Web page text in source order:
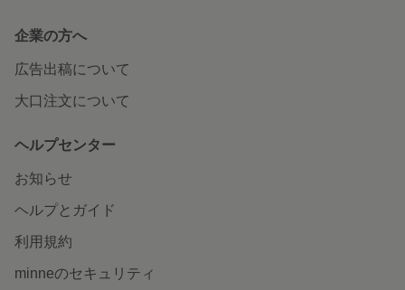
企業の方へ
広告出稿について
大口注文について
ヘルプセンター
お知らせ
ヘルプとガイド
利用規約
minneのセキュリティ